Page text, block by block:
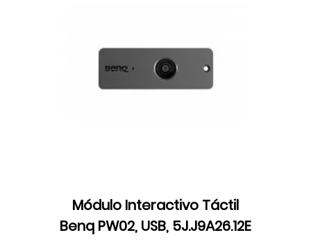
Módulo Interactivo Táctil
Benq PW02, USB, 5J.J9A26.12E